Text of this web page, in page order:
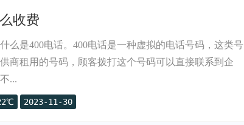
收费
么是400电话。400电话是一种虚拟的电话号码，这类号
商租用的号码，顾客拨打这个号码可以直接联系到企
...
2023-11-30